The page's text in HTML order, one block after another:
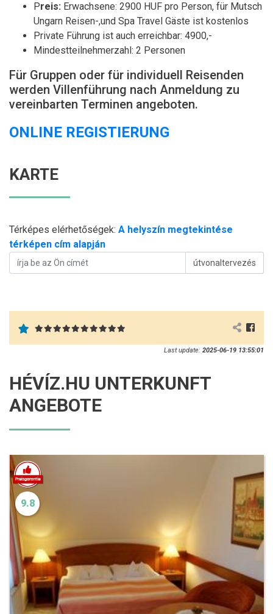
Preis: Erwachsene: 2900 HUF pro Person, für Mutsch
Ungarn Reisen-,und Spa Travel Gäste ist kostenlos
Private Führung ist auch erreichbar: 4900,-
Mindestteilnehmerzahl: 2 Personen
Für Gruppen oder für individuell Reisenden
werden Villenführung nach Anmeldung zu
vereinbarten Terminen angeboten.
ONLINE REGISTIERUNG
KARTE
Térképes elérhetőségek: A helyszín megtekintése
térképen cím alapján
útvonaltervezés
Last update: 2025-06-19 13:55:01
HÉVÍZ.HU UNTERKUNFT
ANGEBOTE
9.8